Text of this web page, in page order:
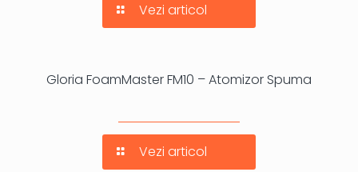
Vezi articol
Gloria FoamMaster FM10 – Atomizor Spuma
Vezi articol